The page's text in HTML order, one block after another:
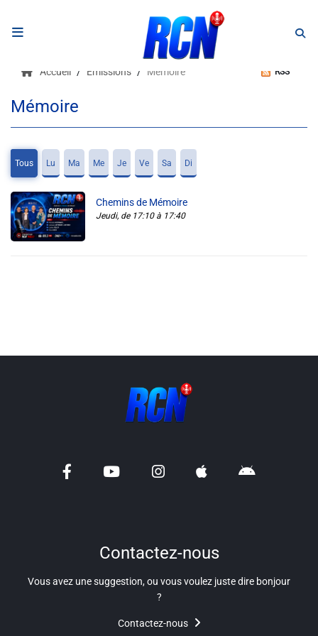
RADIO
Podcasts
Programmes
Equipe
Evènements
Accueil Emissions Mémoire RSS
Mémoire
Tous Lu Ma Me Je Ve Sa Di
Chemins de Mémoire
Jeudi, de 17:10 à 17:40
Contactez-nous
Vous avez une suggestion, ou vous voulez juste dire bonjour
?
Contactez-nous